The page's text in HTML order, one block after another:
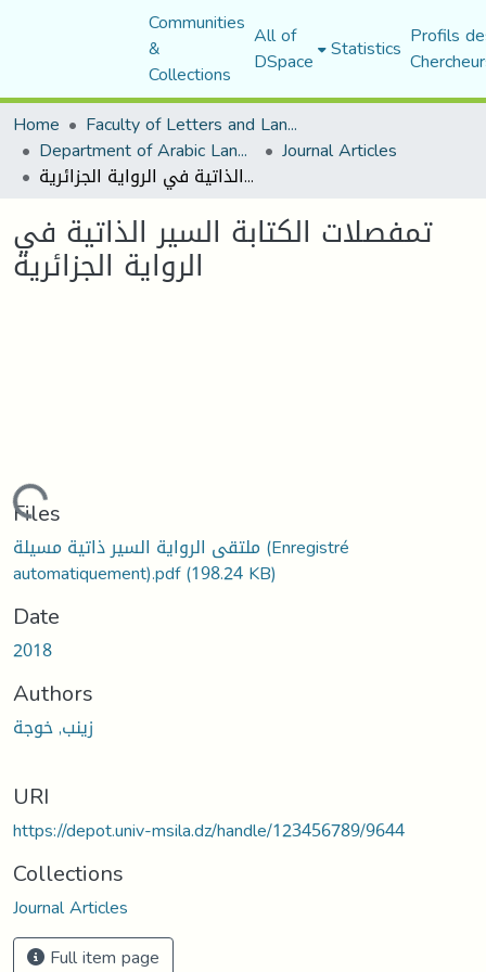
Communities
&
Collections
All of
DSpace Statistics Profils
Home
Faculty of Letters and Languages
Department of Arabic Language and Literature Journal Articles
تمفصلات الكتابة السير الذاتية في الرواية الجزائرية
تمفصلات الكتابة السير الذاتية في
الرواية الجزائرية
Loading...
Files
ملتقى الرواية السير ذاتية مسيلة (Enregistré
automatiquement).pdf(198.24 KB)
Date
2018
Authors
زينب, خوجة
URI
https://depot.univ-msila.dz/handle/123456789/9644
Collections
Journal Articles
Full item page